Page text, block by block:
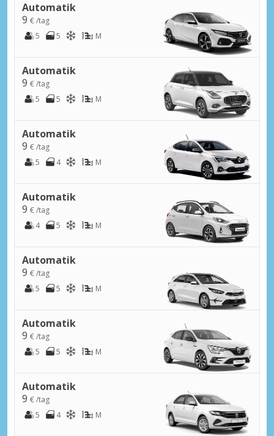
Automatik
9 € /tag
5
5 M
Automatik
9 € /tag
5
5 M
Automatik
9 € /tag
5
4 M
Automatik
9 € /tag
4
5 M
Automatik
9 € /tag
5
5 M
Automatik
9 € /tag
5
5 M
Automatik
9 € /tag
5
4 M